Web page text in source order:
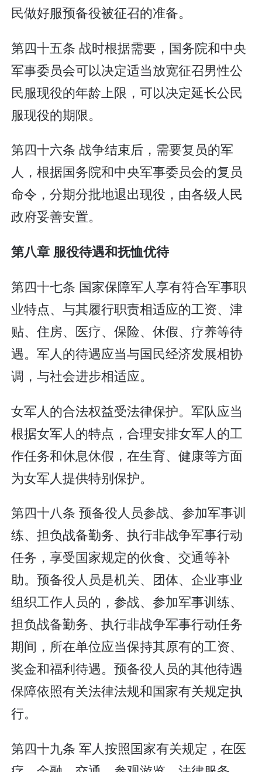
民做好服预备役被征召的准备。
第四十五条 战时根据需要，国务院和中央
军事委员会可以决定适当放宽征召男性公
民服现役的年龄上限，可以决定延长公民
服现役的期限。
第四十六条 战争结束后，需要复员的军
人，根据国务院和中央军事委员会的复员
命令，分期分批地退出现役，由各级人民
政府妥善安置。
第八章 服役待遇和抚恤优待
第四十七条 国家保障军人享有符合军事职
业特点、与其履行职责相适应的工资、津
贴、住房、医疗、保险、休假、疗养等待
遇。军人的待遇应当与国民经济发展相协
调，与社会进步相适应。
女军人的合法权益受法律保护。军队应当
根据女军人的特点，合理安排女军人的工
作任务和休息休假，在生育、健康等方面
为女军人提供特别保护。
第四十八条 预备役人员参战、参加军事训
练、担负战备勤务、执行非战争军事行动
任务，享受国家规定的伙食、交通等补
助。预备役人员是机关、团体、企业事业
组织工作人员的，参战、参加军事训练、
担负战备勤务、执行非战争军事行动任务
期间，所在单位应当保持其原有的工资、
奖金和福利待遇。预备役人员的其他待遇
保障依照有关法律法规和国家有关规定执
行。
第四十九条 军人按照国家有关规定，在医